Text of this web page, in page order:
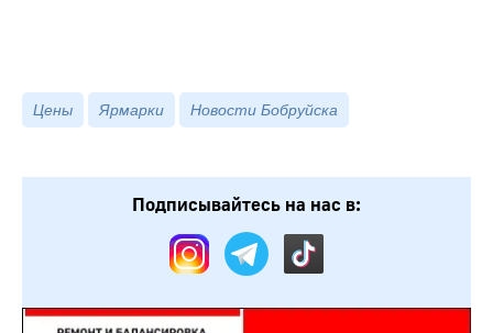
Цены Ярмарки Новости Бобруйска
Подписывайтесь на нас в: